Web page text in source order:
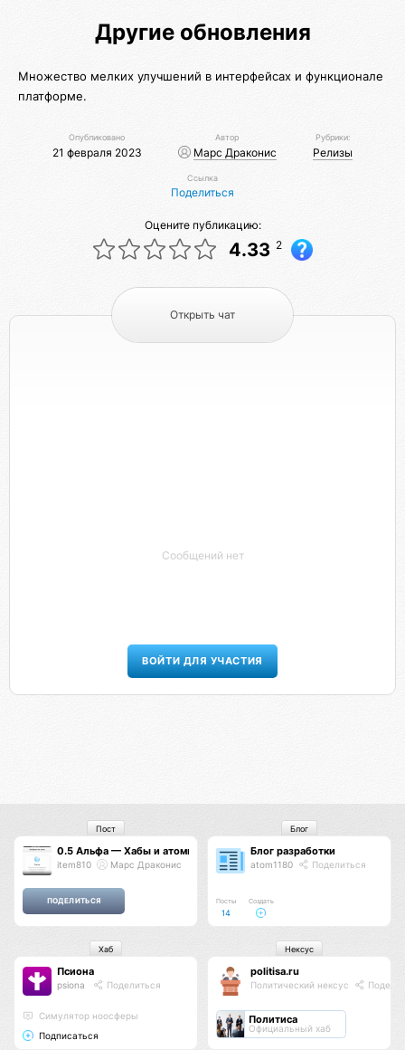
Другие обновления
Множество мелких улучшений в интерфейсах и функционале
платформе.
Опубликовано
21 февраля 2023
Автор
Марс Драконис
Рубрики:
Релизы
Ссылка
Поделиться
Оцените публикацию:
4.33 2
Открыть чат
Сообщений нет
ВОЙТИ ДЛЯ УЧАСТИЯ
0.5 Альфа — Хабы и атомы
item810 Марс Драконис
Пост
Блог разработки
atom1180 Поделиться
Посты
14
Создать
Блог
Псиона
psiona Поделиться
Cимулятор ноосферы
Подписаться
Хаб
politisa.ru
Политический нексус
Политиса
Официальный хаб
Нексус